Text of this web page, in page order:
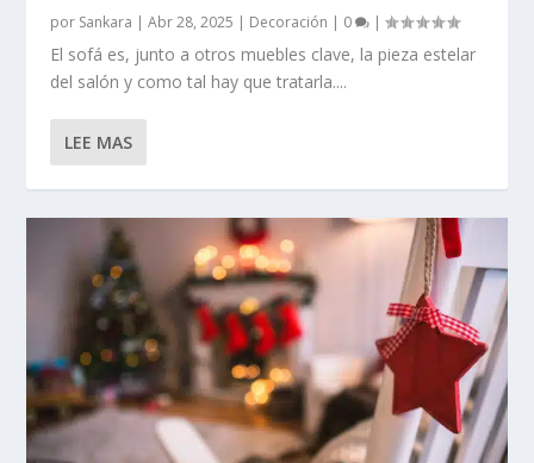
por Sankara |Abr 28, 2025 | Decoración | 0 |
El sofá es, junto a otros muebles clave, la pieza estelar
del salón y como tal hay que tratarla....
LEE MAS